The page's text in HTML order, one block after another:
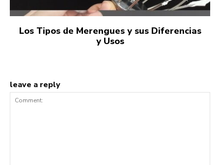
Los Tipos de Merengues y sus Diferencias
y Usos
leave a reply